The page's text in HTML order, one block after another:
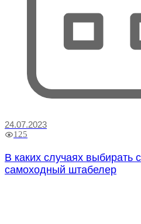
24.07.2023
125
В каких случаях выбирать
самоходный штабелер